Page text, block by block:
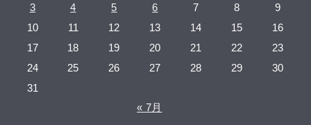
3
4 5 6 7 8
9
10
11 12 13 14 15
16
17
18 19 20 21 22
23
24
25 26 27 28 29
30
31
« 7月